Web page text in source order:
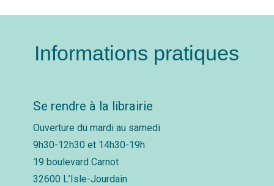
Informations pratiques
Se rendre à la librairie
Ouverture du mardi au samedi
9h30-12h30 et 14h30-19h
19 boulevard Carnot
32600 L’Isle-Jourdain